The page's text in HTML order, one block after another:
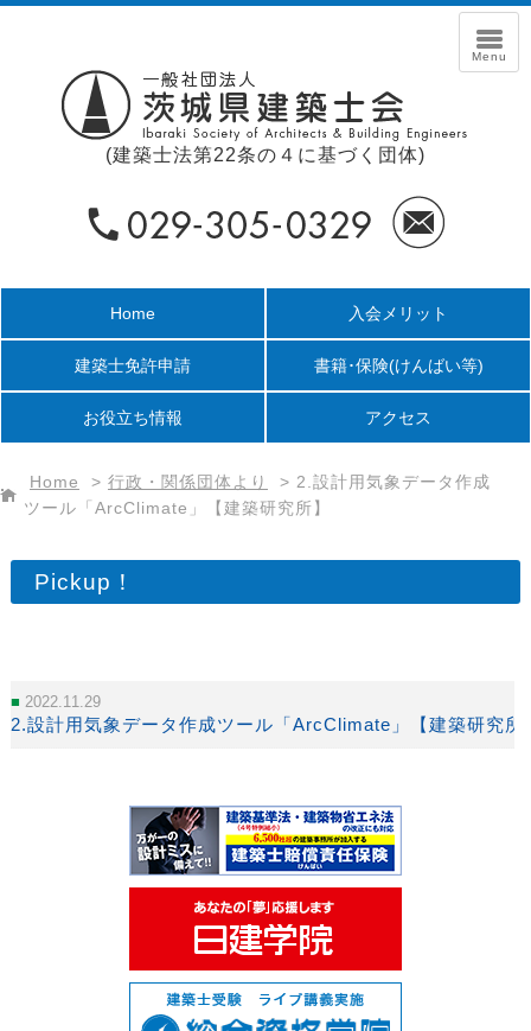
(建築士法第22条の４に基づく団体)
Home 入会メリット
建築士免許申請 書籍･保険(けんばい等)
お役立ち情報 アクセス
Home > 行政・関係団体より > 2.設計用気象データ作成
ツール「ArcClimate」【建築研究所】
Pickup！
2022.11.29
2.設計用気象データ作成ツール「ArcClimate」【建築研究所